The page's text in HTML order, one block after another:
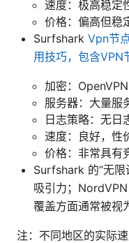
速度：极高稳定
价格：偏高但稳
Surfshark Vpn节
用技巧，包含VPN
加密：
服务器：大量服
日志策略：无日
速度：良好，性
价格：非常具有
Surfshark 的“无限
吸引力；
覆盖方面通常被视
注：不同地区的实际